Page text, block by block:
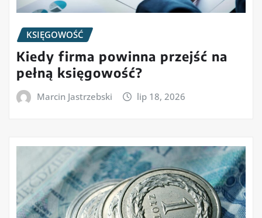
KSIĘGOWOŚĆ
Kiedy firma powinna przejść na
pełną księgowość?
Marcin Jastrzebski lip 18, 2026